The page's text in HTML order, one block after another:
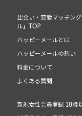
出会い・恋愛マッチン
ル」TOP
ハッピーメールとは
ハッピーメールの想い
料金について
よくある質問
新規女性会員登録 18歳